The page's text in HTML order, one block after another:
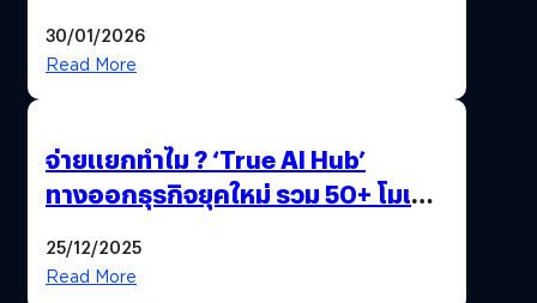
30/01/2026
Read More
จ่ายแยกทำไม ? ‘True AI Hub’
ทางออกธุรกิจยุคใหม่ รวม 50+ โมเดล
25/12/2025
Read More